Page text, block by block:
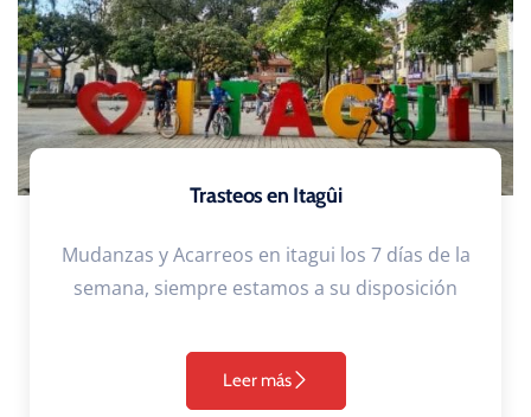
Trasteos en Itagûi
Mudanzas y Acarreos en itagui los 7 días de la
semana, siempre estamos a su disposición
Leer más